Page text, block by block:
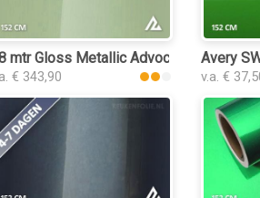
keukenfolie
mtr Gloss Metallic Advocado Green
€ 343,90
Avery
v.a. €